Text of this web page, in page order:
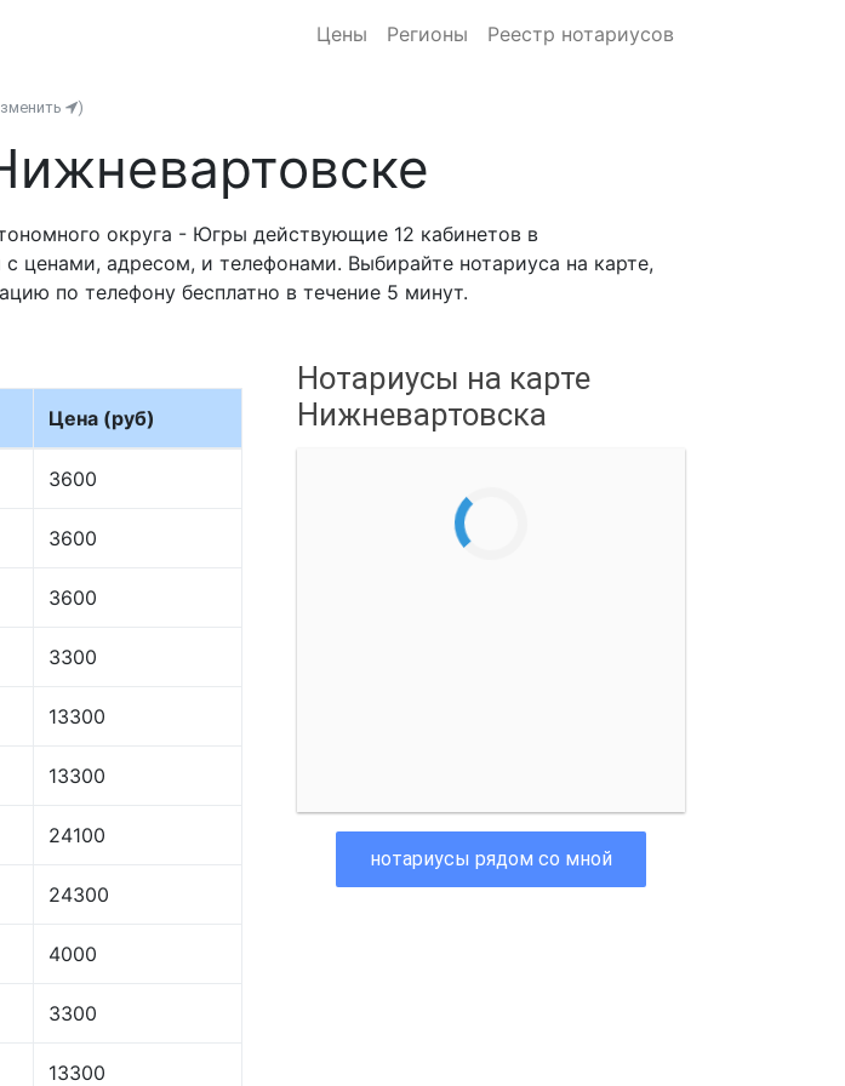
Цены Регионы Реестр нотариусов
)
округа - Югры действующие 12 кабинетов в
адресом, и телефонами. Выбирайте нотариуса на карте,
по телефону бесплатно в течение 5 минут.
Цена (руб)
3600
3600
3600
3300
13300
13300
24100
24300
4000
3300
13300
Нотариусы на карте
Нижневартовска
нотариусы рядом со мной